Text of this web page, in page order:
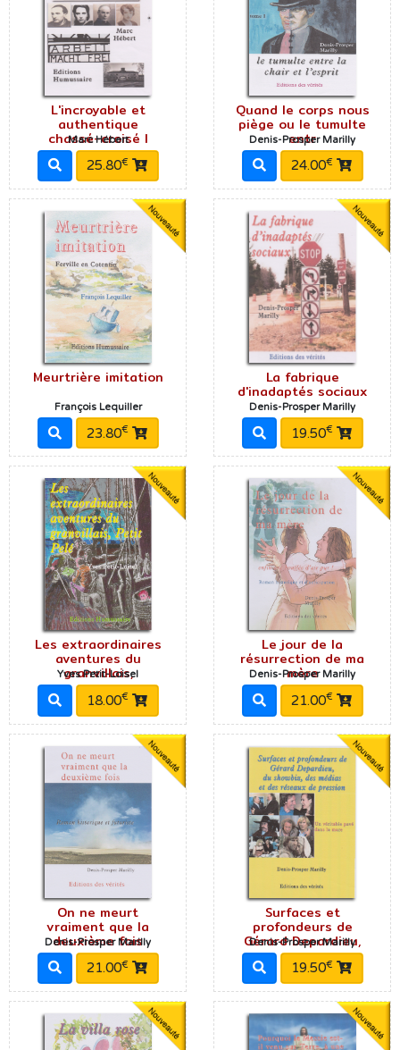
L'incroyable et
authentique
chassé-croisé l
Marc Hébert
25.80€
Quand le corps nous
piège ou le tumulte
entr
Denis-Prosper Marilly
24.00€
Meurtrière imitation
François Lequiller
23.80€
La fabrique
d'inadaptés sociaux
Denis-Prosper Marilly
19.50€
Les extraordinaires
aventures du
granvillais,
Yves Petit-Loisel
18.00€
Le jour de la
résurrection de ma
mère
Denis-Prosper Marilly
21.00€
On ne meurt
vraiment que la
deuxième fois
Denis-Prosper Marilly
21.00€
Surfaces et
profondeurs de
Gérard Depardieu,
Denis-Prosper Marilly
19.50€